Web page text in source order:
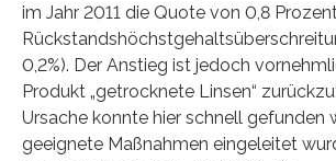
im Jahr 2011 die Quote von 0,8
0,2%). Der Anstieg ist jedoch
Produkt „getrocknete Linsen“
Ursache konnte hier schnell gefunden
geeignete Maßnahmen eingeleitet